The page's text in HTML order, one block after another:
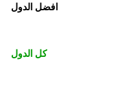
افضل الدول
كل الدول